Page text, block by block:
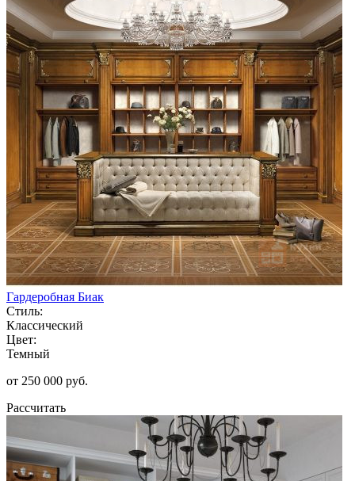
Гардеробная Биак
Стиль:
Классический
Цвет:
Темный
от 250 000 руб.
Рассчитать